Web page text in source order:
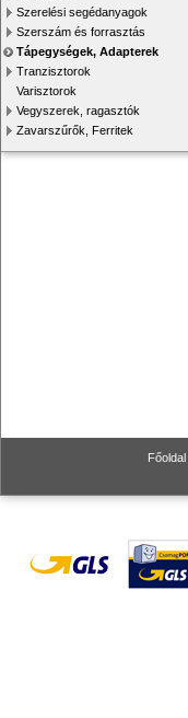
Szerelési segédanyagok
Szerszám és forrasztás
Tápegységek, Adapterek
Tranzisztorok
Varisztorok
Vegyszerek, ragasztók
Zavarszűrők, Ferritek
Főoldal